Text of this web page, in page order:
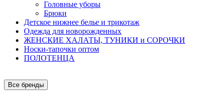
Головные уборы
Брюки
Детское нижнее белье и трикотаж
Одежда для новорожденных
ЖЕНСКИЕ ХАЛАТЫ, ТУНИКИ и СОРОЧКИ
Носки-тапочки оптом
ПОЛОТЕНЦА
Все бренды